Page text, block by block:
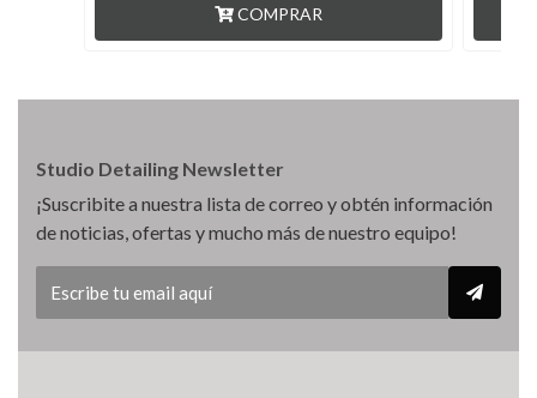
COMPRAR
Studio Detailing Newsletter
¡Suscribite a nuestra lista de correo y obtén información
de noticias, ofertas y mucho más de nuestro equipo!